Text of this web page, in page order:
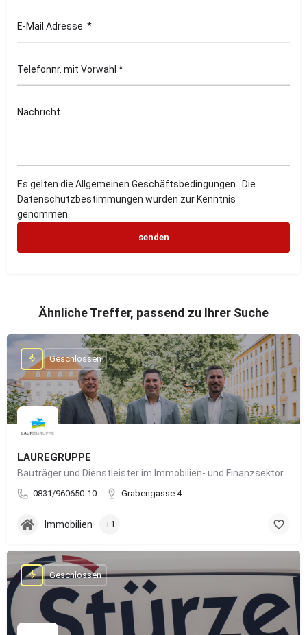
Es gelten die Allgemeinen Geschäftsbedingungen . Die
Datenschutzbestimmungen wurden zur Kenntnis
genommen.
Ähnliche Treffer, passend zu Ihrer Suche
LAUREGRUPPE
Bauträger und Dienstleister im Immobilien- und Finanzsektor
0831/960650-10 Grabengasse 4
Geschlossen
Immobilien +1
Geschlossen